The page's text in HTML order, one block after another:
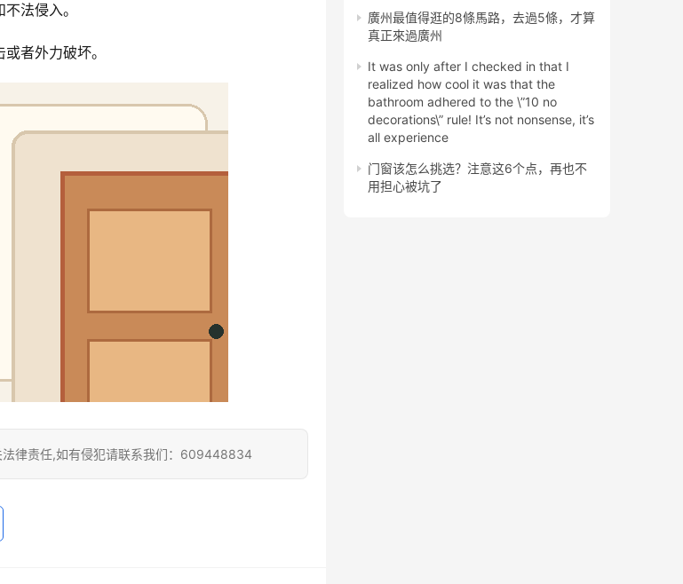
法侵入。
者外力破坏。
律责任,如有侵犯请联系我们：609448834
廣州最值得逛的8條馬路，去過5條，才算
真正來過廣州
It was only after I checked in that I
realized how cool it was that the
bathroom adhered to the \”10 no
decorations\” rule! It’s not nonsense, it’s
all experience
门窗该怎么挑选？注意这6个点，再也不
用担心被坑了